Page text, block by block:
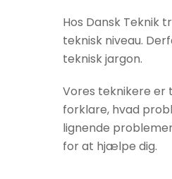
Hos Dansk
teknisk niveau.
teknisk jargon.
Vores teknikere
forklare, hvad
lignende
for at hjælpe dig.